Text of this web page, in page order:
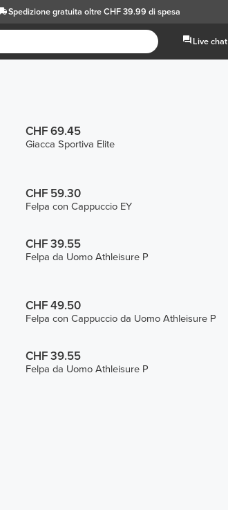
Spedizione gratuita oltre CHF 39.99 di spesa
Live chat
CHF 69.45
Giacca Sportiva Elite
CHF 59.30
Felpa con Cappuccio EY
CHF 39.55
Felpa da Uomo Athleisure P
CHF 49.50
Felpa con Cappuccio da Uomo Athleisure P
CHF 39.55
Felpa da Uomo Athleisure P